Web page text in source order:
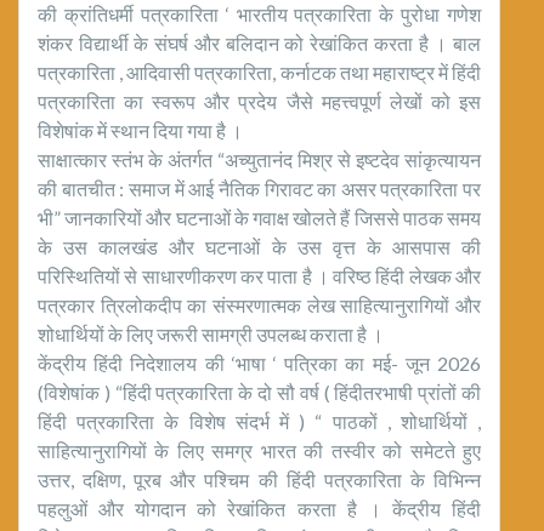
की क्रांतिधर्मी पत्रकारिता ‘ भारतीय पत्रकारिता के पुरोधा गणेश
शंकर विद्यार्थी के संघर्ष और बलिदान को रेखांकित करता है । बाल
पत्रकारिता , आदिवासी पत्रकारिता, कर्नाटक तथा महाराष्ट्र में हिंदी
पत्रकारिता का स्वरूप और प्रदेय जैसे महत्त्वपूर्ण लेखों को इस
विशेषांक में स्थान दिया गया है ।
साक्षात्कार स्तंभ के अंतर्गत “अच्युतानंद मिश्र से इष्टदेव सांकृत्यायन
की बातचीत : समाज में आई नैतिक गिरावट का असर पत्रकारिता पर
भी” जानकारियों और घटनाओं के गवाक्ष खोलते हैं जिससे पाठक समय
के उस कालखंड और घटनाओं के उस वृत्त के आसपास की
परिस्थितियों से साधारणीकरण कर पाता है । वरिष्ठ हिंदी लेखक और
पत्रकार त्रिलोकदीप का संस्मरणात्मक लेख साहित्यानुरागियों और
शोधार्थियों के लिए जरूरी सामग्री उपलब्ध कराता है ।
केंद्रीय हिंदी निदेशालय की ‘भाषा ‘ पत्रिका का मई- जून 2026
(विशेषांक ) “हिंदी पत्रकारिता के दो सौ वर्ष ( हिंदीतरभाषी प्रांतों की
हिंदी पत्रकारिता के विशेष संदर्भ में ) “ पाठकों , शोधार्थियों ,
साहित्यानुरागियों के लिए समग्र भारत की तस्वीर को समेटते हुए
उत्तर, दक्षिण, पूरब और पश्चिम की हिंदी पत्रकारिता के विभिन्न
पहलुओं और योगदान को रेखांकित करता है । केंद्रीय हिंदी